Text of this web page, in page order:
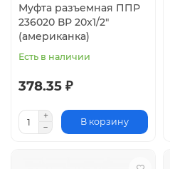
Муфта разъемная ППР
236020 ВР 20x1/2"
(американка)
Есть в наличии
378.35 ₽
В корзину